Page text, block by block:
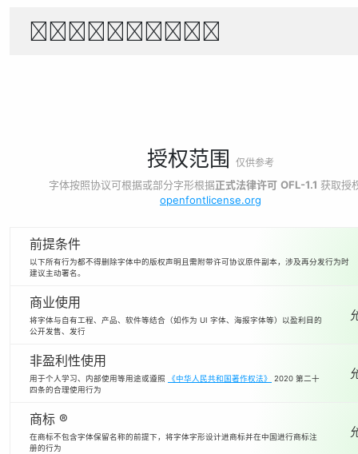
1234567890
授权范围 仅供参考
字体按照协议可根据或部分字形根据正式法律许可 OFL-1.1 获取授
openfontlicense.org
前提条件
以下所有行为都不得删除字体中的版权声明且需附带许可协议原件副本，涉及再分发行为时
建议主动署名。
商业使用
将字体与自有工程、产品、软件等结合（如作为 UI 字体、海报字体等）以盈利目的
公开发售、发行
非盈利性使用
用于个人学习、内部使用等用途或遵照 《中华人民共和国著作权法》
2020 第二十
四条的合理使用行为
商标 ®
在商标不包含字体保留名称的前提下，将字体字形设计进商标并在中国进行商标注
册的行为